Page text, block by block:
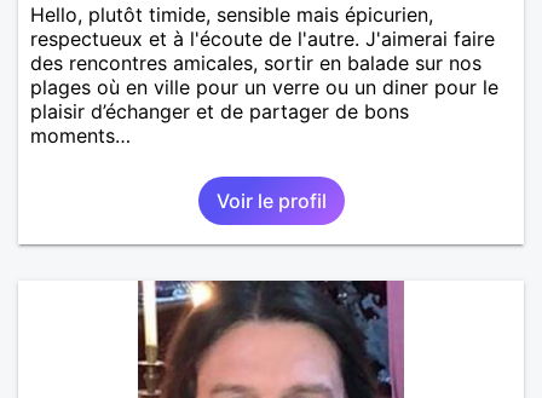
Hello, plutôt timide, sensible mais épicurien,
respectueux et à l'écoute de l'autre. J'aimerai faire
des rencontres amicales, sortir en balade sur nos
plages où en ville pour un verre ou un diner pour le
plaisir d’échanger et de partager de bons
moments…
Voir le profil